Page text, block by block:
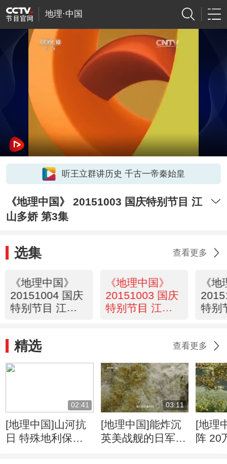
地理·中国
听王立群讲历史 千古一帝秦始皇
《地理中国》 20151003 国庆特别节目 江
山多娇 第3集
选集 查看更多
《地理中国》
20151004 国庆
特别节目 江山
《地理中国》
20151003 国庆
特别节目 江山
《
特别
精选 查看更多
02:41
[地理中国]山河抗
日 特殊地利保护
03:11
[地理中国]能炸沉
英美战舰的日军为
[地理
阵 20